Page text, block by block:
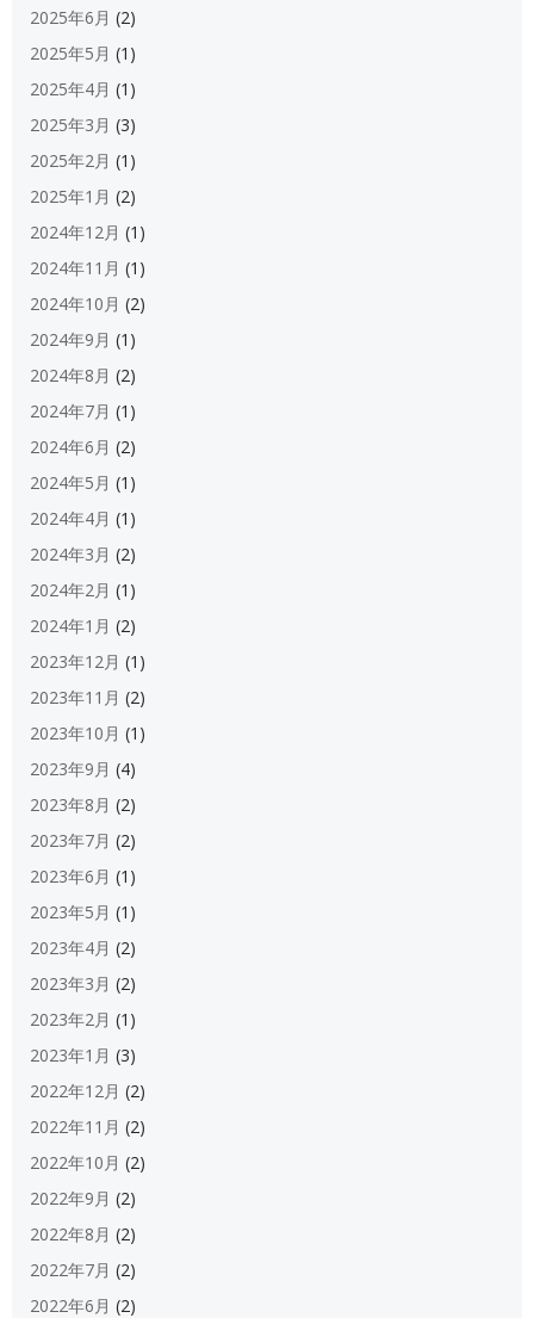
2025年6月 (2)
2025年5月 (1)
2025年4月 (1)
2025年3月 (3)
2025年2月 (1)
2025年1月 (2)
2024年12月 (1)
2024年11月 (1)
2024年10月 (2)
2024年9月 (1)
2024年8月 (2)
2024年7月 (1)
2024年6月 (2)
2024年5月 (1)
2024年4月 (1)
2024年3月 (2)
2024年2月 (1)
2024年1月 (2)
2023年12月 (1)
2023年11月 (2)
2023年10月 (1)
2023年9月 (4)
2023年8月 (2)
2023年7月 (2)
2023年6月 (1)
2023年5月 (1)
2023年4月 (2)
2023年3月 (2)
2023年2月 (1)
2023年1月 (3)
2022年12月 (2)
2022年11月 (2)
2022年10月 (2)
2022年9月 (2)
2022年8月 (2)
2022年7月 (2)
2022年6月 (2)